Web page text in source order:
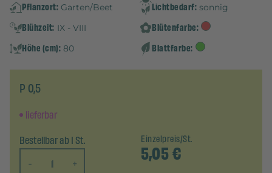
Pflanzort: Garten/Beet Lichtbedarf: sonnig
Blühzeit: IX - VIII
Blütenfarbe:
Höhe (cm): 80 Blattfarbe:
P 0,5
lieferbar
Bestellbar ab 1 St.
-
+
Einzelpreis/St.
5,05€